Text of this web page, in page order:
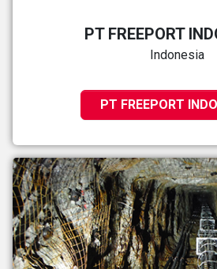
PT FREEPORT
Indonesia
PT FREEPORT